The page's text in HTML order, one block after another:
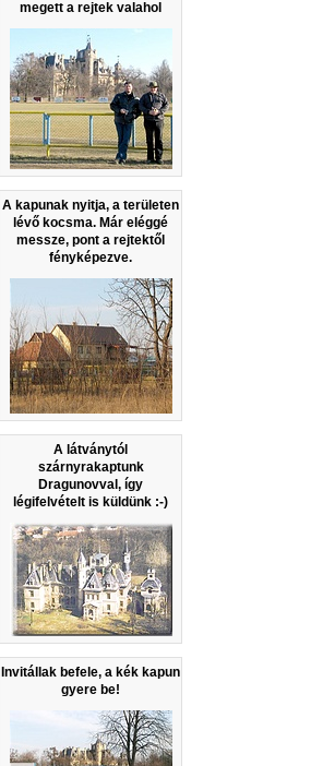
megett a rejtek valahol
A kapunak nyitja, a területen
lévő kocsma. Már eléggé
messze, pont a rejtektől
fényképezve.
A látványtól
szárnyrakaptunk
Dragunovval, így
légifelvételt is küldünk :-)
Invitállak befele, a kék kapun
gyere be!